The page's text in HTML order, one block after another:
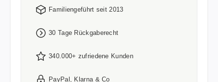
Familiengeführt seit 2013
30 Tage Rückgaberecht
340.000+ zufriedene Kunden
PayPal, Klarna & Co